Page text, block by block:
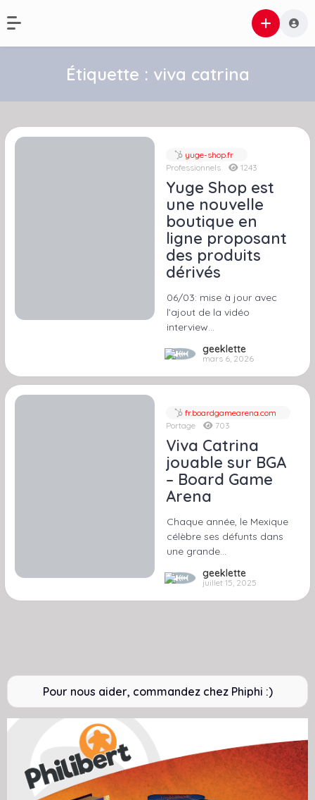
Étiquette : viva catrina
yuge-shop.fr
Professionnels
1243
Yuge Shop est
une nouvelle
boutique en
ligne proposant
des produits
dérivés
06/03: mise à jour avec
l’ajout de la vidéo
interview…
geeklette
mars 6, 2026
fr.boardgamearena.com
Portage
703
Viva Catrina
jouable sur BGA
– Board Game
Arena
Chaque année, le Mexique
célèbre ses défunts dans
une grande…
geeklette
juillet 15, 2025
Pour nous aider, commandez chez Phiphi :)